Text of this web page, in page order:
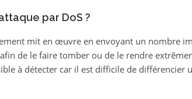
par DoS ?
mit en œuvre en envoyant un nombre
de le faire tomber ou de le rendre
à détecter car il est difficile de différencier